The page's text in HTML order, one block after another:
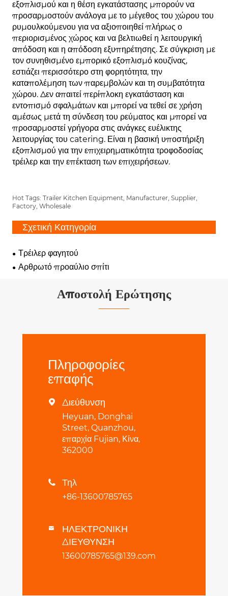
εξοπλισμού και η θέση εγκατάστασης μπορούν να
προσαρμοστούν ανάλογα με το μέγεθος του χώρου του
ρυμουλκούμενου για να αξιοποιηθεί πλήρως ο
περιορισμένος χώρος και να βελτιωθεί η λειτουργική
απόδοση και η απόδοση εξυπηρέτησης. Σε σύγκριση με
τον συνηθισμένο εμπορικό εξοπλισμό κουζίνας,
εστιάζει περισσότερο στη φορητότητα, την
καταπολέμηση των παρεμβολών και τη συμβατότητα
χώρου. Δεν απαιτεί περίπλοκη εγκατάσταση και
εντοπισμό σφαλμάτων και μπορεί να τεθεί σε χρήση
αμέσως μετά τη σύνδεση του ρεύματος και μπορεί να
προσαρμοστεί γρήγορα στις ανάγκες ευέλικτης
λειτουργίας του catering. Είναι η βασική υποστήριξη
εξοπλισμού για την επιχειρηματικότητα τροφοδοσίας
τρέιλερ και την επέκταση των επιχειρήσεων.
Hot Tags: Trailer Kitchen Equipment, Manufacturer, Supplier,
Factory, Wholesale
Σχετική Κατηγορία
Τρέιλερ φαγητού
Αρθρωτό προαύλιο σπίτι
Αποστολή Ερώτησης
Πληροφορίες
επαφής
 Διεύθυνση
Heyuan, Donghai
Street, Quanzhou,
επαρχία Fujian, Κίνα,
362000
 Τηλ
+86-13600785765

ΗΛΕΚΤΡΟΝΙΚΗ
ΔΙΕΥΘΥΝΣΗ
13600785765@139.com